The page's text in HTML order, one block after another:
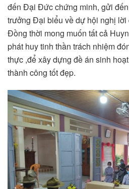
đến Đại Đức chứng minh, gửi
trưởng Đại biểu về dự hội nghị lời
Đồng thời mong muốn tất cả
phát huy tinh thần trách nhiệm
thực ,để xây dựng đề án sinh
thành công tốt đẹp.